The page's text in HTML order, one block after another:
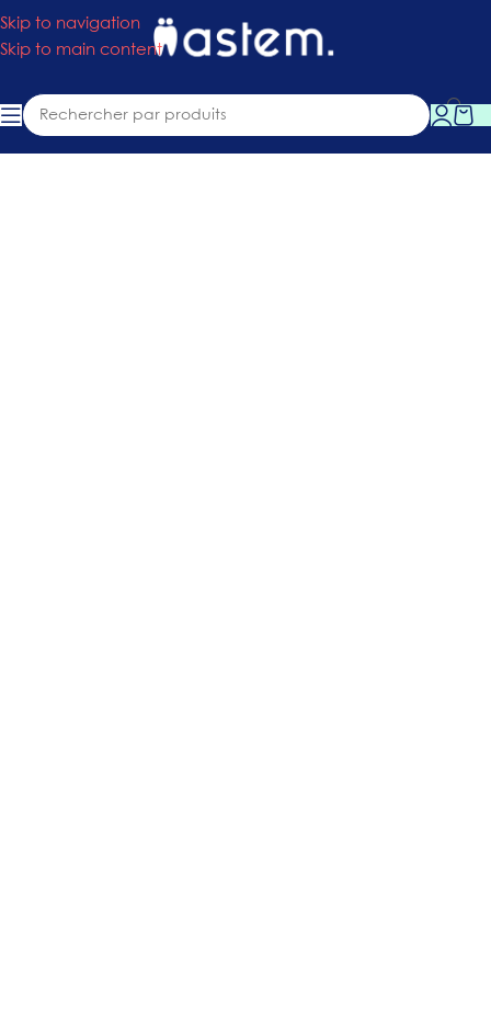
Skip to navigation
Skip to main content